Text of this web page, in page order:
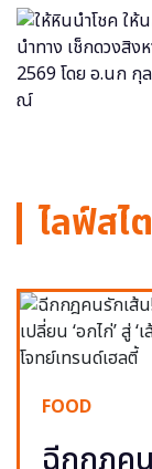
ไลฟ์สไ
FOOD